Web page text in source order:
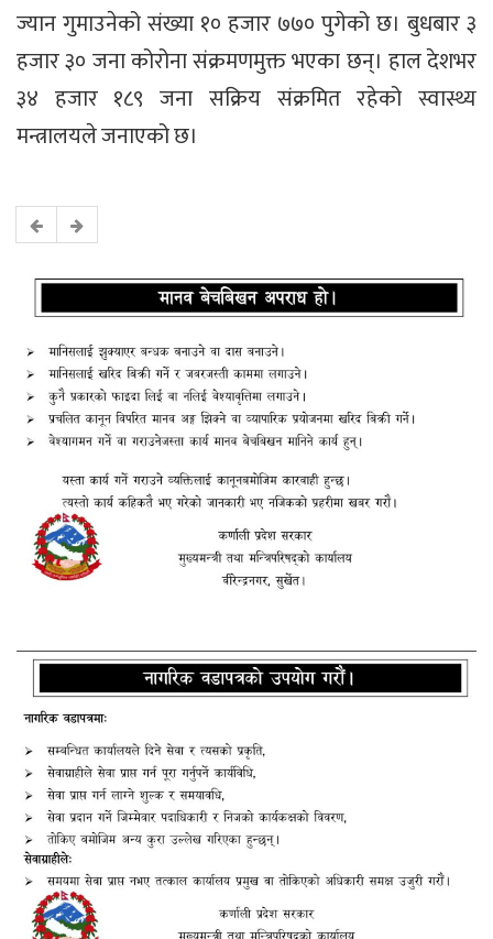
ज्यान गुमाउनेको संख्या १० हजार ७७० पुगेको छ। बुधबार ३
हजार ३० जना कोरोना संक्रमणमुक्त भएका छन्। हाल देशभर
३४ हजार १८९ जना सक्रिय संक्रमित रहेको स्वास्थ्य
मन्त्रालयले जनाएको छ।